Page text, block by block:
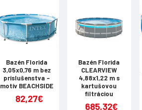
Bazén Florida
3,05x0,76 m bez
príslušenstva -
motív BEACHSIDE
82,27€
Bazén Florida
CLEARVIEW
4,88x1,22 m s
kartušovou
filtráciou
685,32€